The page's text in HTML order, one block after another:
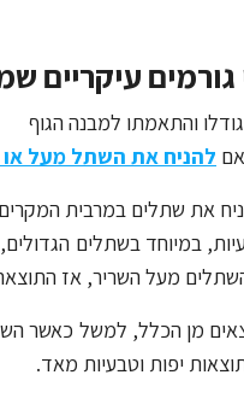
גורמים עיקריים
והתאמתו למבנה הגוף
להניח את השתל מעל
את שתלים במרבית
במיוחד בשתלים
מעל השריר, אז
יפות וטבעיות מאד.